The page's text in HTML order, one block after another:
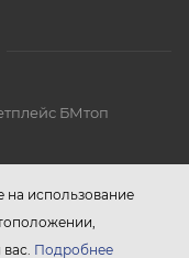
БМтоп
на использование
Подробнее